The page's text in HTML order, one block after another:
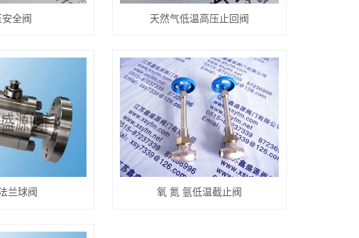
全阀 天然气低温高压止回阀
兰球阀 氧 氮 氩低温截止阀